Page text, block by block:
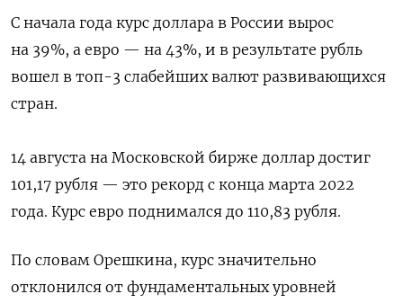
С начала года курс доллара в России вырос
на 39%, а евро — на 43%, и в результате рубль
вошел в топ-3 слабейших валют развивающихся
стран.
14 августа на Московской бирже доллар достиг
101,17 рубля — это рекорд с конца марта 2022
года. Курс евро поднимался до 110,83 рубля.
По словам Орешкина, курс значительно
отклонился от фундаментальных уровней